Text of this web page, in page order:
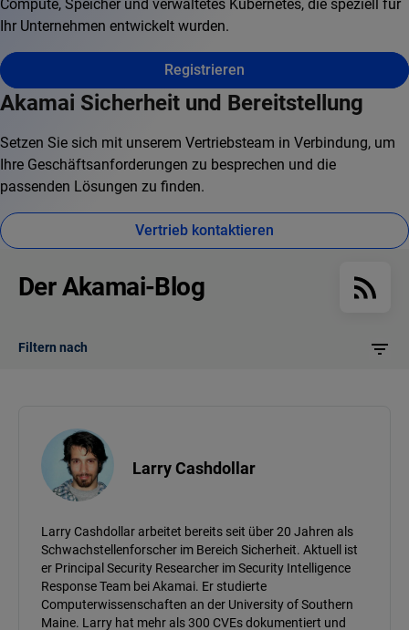
Compute, Speicher und verwaltetes Kubernetes, die speziell für
Ihr Unternehmen entwickelt wurden.
Registrieren
Akamai Sicherheit und Bereitstellung
Setzen Sie sich mit unserem Vertriebsteam in Verbindung, um
Ihre Geschäftsanforderungen zu besprechen und die
passenden Lösungen zu finden.
Vertrieb kontaktieren
Der Akamai-Blog
Filtern nach
Larry Cashdollar
Larry Cashdollar arbeitet bereits seit über 20 Jahren als
Schwachstellenforscher im Bereich Sicherheit. Aktuell ist
er Principal Security Researcher im Security Intelligence
Response Team bei Akamai. Er studierte
Computerwissenschaften an der University of Southern
Maine. Larry hat mehr als 300 CVEs dokumentiert und